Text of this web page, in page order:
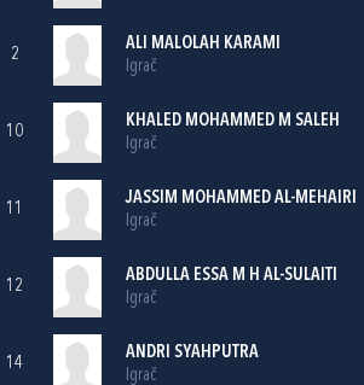
2
ALI MALOLAH KARAMI
Igrač
10
KHALED MOHAMMED M SALEH
Igrač
11
JASSIM MOHAMMED AL-MEHAIRI
Igrač
12
ABDULLA ESSA M H AL-SULAITI
Igrač
14
ANDRI SYAHPUTRA
Igrač